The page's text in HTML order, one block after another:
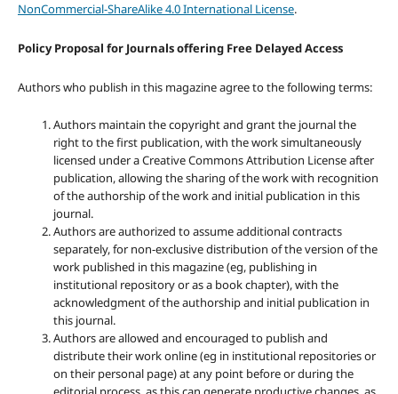
NonCommercial-ShareAlike 4.0 International License.
Policy Proposal for Journals offering Free Delayed Access
Authors who publish in this magazine agree to the following terms:
Authors maintain the copyright and grant the journal the
right to the first publication, with the work simultaneously
licensed under a Creative Commons Attribution License after
publication, allowing the sharing of the work with recognition
of the authorship of the work and initial publication in this
journal.
Authors are authorized to assume additional contracts
separately, for non-exclusive distribution of the version of the
work published in this magazine (eg, publishing in
institutional repository or as a book chapter), with the
acknowledgment of the authorship and initial publication in
this journal.
Authors are allowed and encouraged to publish and
distribute their work online (eg in institutional repositories or
on their personal page) at any point before or during the